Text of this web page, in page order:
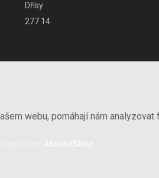
webu, pomáhají nám
Dřísy
277 14